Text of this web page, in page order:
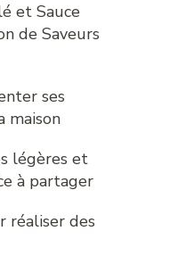
et Sauce
de Saveurs
ses
maison
légères et
à partager
réaliser des